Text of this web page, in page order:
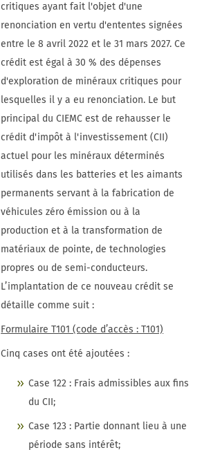
critiques ayant fait l'objet d'une
renonciation en vertu d'ententes signées
entre le 8 avril 2022 et le 31 mars 2027. Ce
crédit est égal à 30 % des dépenses
d'exploration de minéraux critiques pour
lesquelles il y a eu renonciation. Le but
principal du CIEMC est de rehausser le
crédit d'impôt à l'investissement (CII)
actuel pour les minéraux déterminés
utilisés dans les batteries et les aimants
permanents servant à la fabrication de
véhicules zéro émission ou à la
production et à la transformation de
matériaux de pointe, de technologies
propres ou de semi-conducteurs.
L’implantation de ce nouveau crédit se
détaille comme suit :
Formulaire T101 (code d’accès : T101)
Cinq cases ont été ajoutées :
Case 122 : Frais admissibles aux fins
du CII;
Case 123 : Partie donnant lieu à une
période sans intérêt;